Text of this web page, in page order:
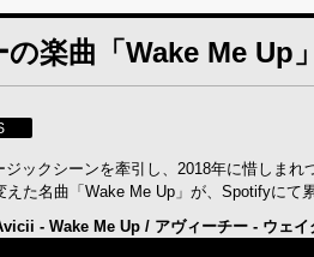
の楽曲「Wake Me Up
ジックシーンを牽引し、2018年に惜しま
た名曲「Wake Me Up」が、Spotifyにて
- Wake Me Up / アヴィーチー - ウェイ